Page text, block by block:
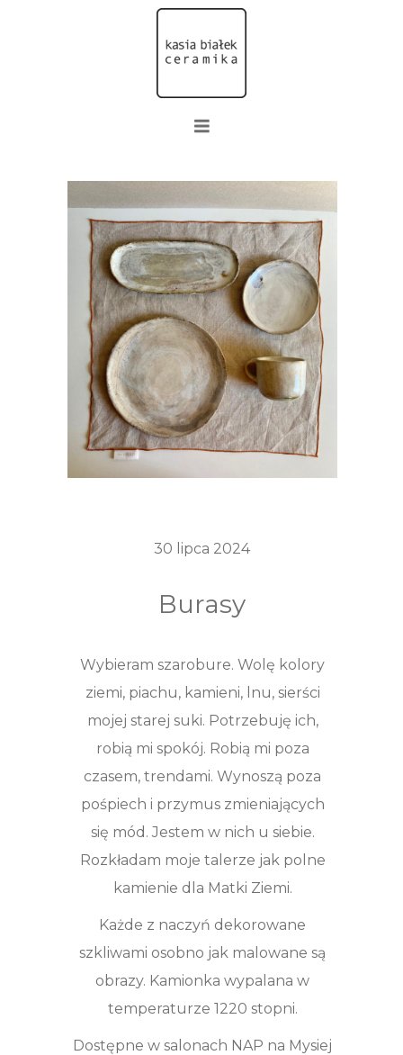
30 lipca 2024
Burasy
Wybieram szarobure. Wolę kolory
ziemi, piachu, kamieni, lnu, sierści
mojej starej suki. Potrzebuję ich,
robią mi spokój. Robią mi poza
czasem, trendami. Wynoszą poza
pośpiech i przymus zmieniających
się mód. Jestem w nich u siebie.
Rozkładam moje talerze jak polne
kamienie dla Matki Ziemi.
Każde z naczyń dekorowane
szkliwami osobno jak malowane są
obrazy. Kamionka wypalana w
temperaturze 1220 stopni.
Dostępne w salonach NAP na Mysiej